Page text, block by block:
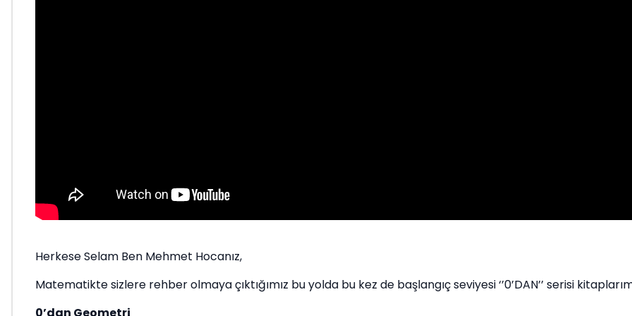
Herkese Selam Ben Mehmet Hocanız,
Matematikte sizlere rehber olmaya çıktığımız bu yolda bu kez de başlangıç seviyesi ‘’0’DAN’’ serisi